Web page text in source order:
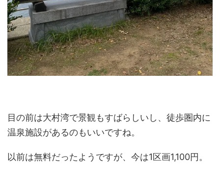
目の前は大村湾で景観もすばらしいし、徒歩圏内に
温泉施設があるのもいいですね。
以前は無料だったようですが、今は1区画1,100円。